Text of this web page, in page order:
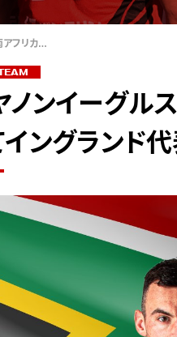
アフリカ…
ノンイーグル
イングランド